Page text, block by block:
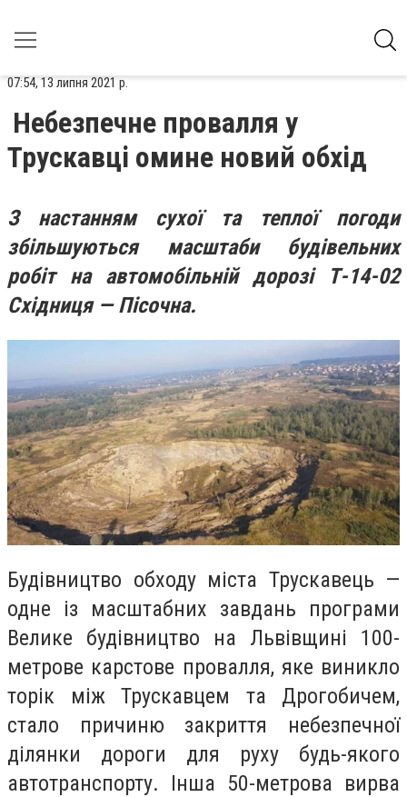
07:54, 13 липня 2021 р.
Небезпечне провалля у
Трускавці омине новий обхід
З настанням сухої та теплої погоди
збільшуються масштаби будівельних
робіт на автомобільній дорозі Т-14-02
Східниця — Пісочна.
Будівництво обходу міста Трускавець —
одне із масштабних завдань програми
Велике будівництво на Львівщині 100-
метрове карстове провалля, яке виникло
торік між Трускавцем та Дрогобичем,
стало причиню закриття небезпечної
ділянки дороги для руху будь-якого
автотранспорту. Інша 50-метрова вирва